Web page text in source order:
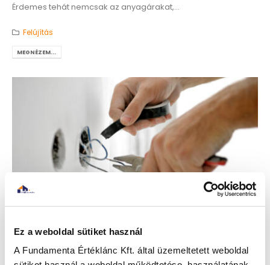
Ez a weboldal sütiket használ
A Fundamenta Értéklánc Kft. által üzemeltetett weboldal
Érdemes tehát nemcsak az anyagárakat,...
Felújítás
MEGNÉZEM...